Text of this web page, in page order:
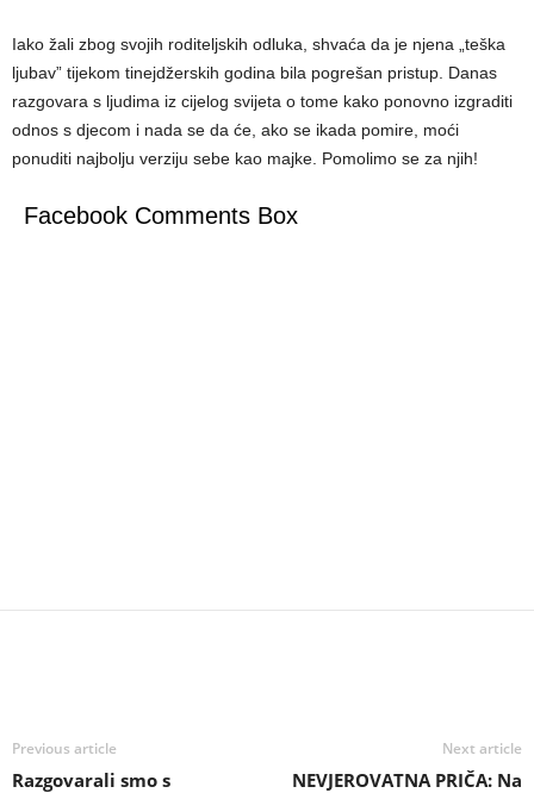
Iako žali zbog svojih roditeljskih odluka, shvaća da je njena „teška
ljubav” tijekom tinejdžerskih godina bila pogrešan pristup. Danas
razgovara s ljudima iz cijelog svijeta o tome kako ponovno izgraditi
odnos s djecom i nada se da će, ako se ikada pomire, moći
ponuditi najbolju verziju sebe kao majke. Pomolimo se za njih!
Facebook Comments Box
Previous article
Razgovarali smo s
Next article
NEVJEROVATNA PRIČA: Na